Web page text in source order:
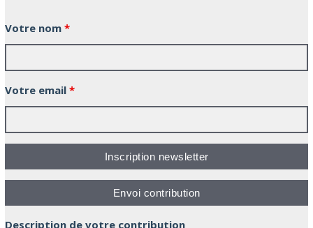
Votre nom *
Votre email *
Description de votre contribution